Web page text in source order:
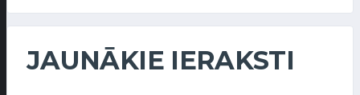
JAUNĀKIE IERAKSTI